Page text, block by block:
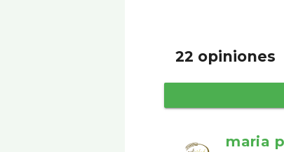
22 opiniones
maria